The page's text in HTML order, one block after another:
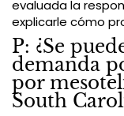
evaluada la
explicarle cómo
P: ¿Se
demanda
por
South